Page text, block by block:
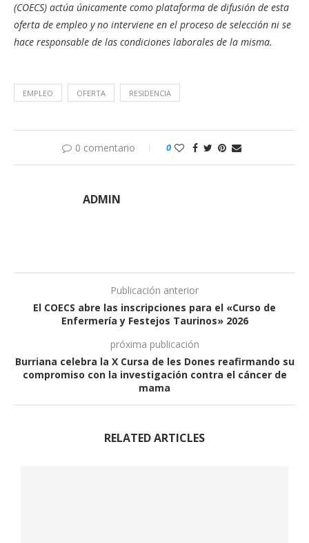
(COECS) actúa únicamente como plataforma de difusión de esta
oferta de empleo y no interviene en el proceso de selección ni se
hace responsable de las condiciones laborales de la misma.
EMPLEO OFERTA RESIDENCIA
0 comentario 0
ADMIN
Publicación anterior
El COECS abre las inscripciones para el «Curso de
Enfermería y Festejos Taurinos» 2026
próxima publicación
Burriana celebra la X Cursa de les Dones reafirmando su
compromiso con la investigación contra el cáncer de
mama
RELATED ARTICLES